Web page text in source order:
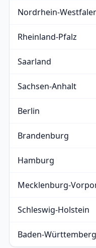
Nordrhein-
Rheinland-Pfalz
Saarland
Sachsen-Anhalt
Berlin
Brandenburg
Hamburg
Mecklenburg-
Schleswig-Holstein
Baden-Württemberg